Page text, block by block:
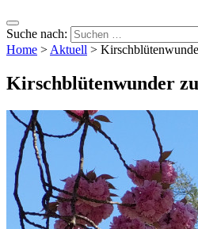
Suche nach:
Home > Aktuell >
Kirschblütenwunder